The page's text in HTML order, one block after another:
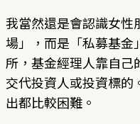
我當然還是會認識女性
場」，而是「私募基金
所，基金經理人靠自己
交代投資人或投資標的
出都比較困難。